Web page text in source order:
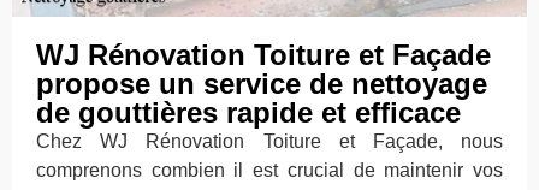
WJ Rénovation Toiture et Façade
propose un service de nettoyage
de gouttières rapide et efficace
Chez WJ Rénovation Toiture et Façade, nous
comprenons combien il est crucial de maintenir vos